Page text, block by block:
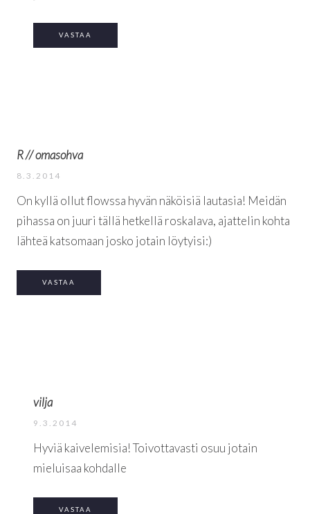
VASTAA
R // omasohva
8.3.2014
On kyllä ollut flowssa hyvän näköisiä lautasia! Meidän
pihassa on juuri tällä hetkellä roskalava, ajattelin kohta
lähteä katsomaan josko jotain löytyisi:)
VASTAA
vilja
9.3.2014
Hyviä kaivelemisia! Toivottavasti osuu jotain
mieluisaa kohdalle
VASTAA